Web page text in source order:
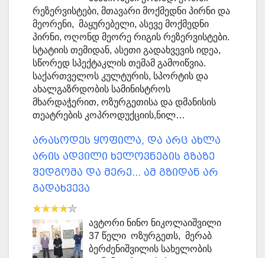
რეზერვისტები, მთავარი მოქმედნი პირნი და
მეორენი, მაყურებელი, ასევე მოქმედნი
პირნი, ოღონდ მეორე რიგის რეზერვისტები.
სტატიის თემიდან, ასეთი გადახვევის იდეა,
სწორედ სპექტაკლის თემამ გამოიწვია.
საქართველოს კულტურის, სპორტის და
ახალგაზრდობის სამინისტროს
მხარდაჭერით, ოზურგეთისა და დმანისის
თეატრების კოპროდუქციის,ნილ…
არასოდეს ყოფილა, და არც ახლა
არის ადვილი ხელოვნების გზაზე
შედგომა და მერე... ამ გზიდან არ
გადახვევა
ავტორი ნინო ნიკოლაიშვილი
37 წელი ოზურგეთს, მერაბ
ბერძენიშვილის სახელობის